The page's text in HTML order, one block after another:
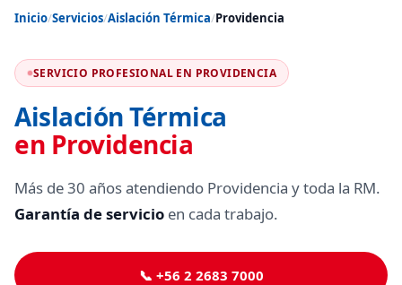
Inicio/Servicios/Aislación Térmica/Providencia
SERVICIO PROFESIONAL EN PROVIDENCIA
Aislación Térmica
en Providencia
Más de 30 años atendiendo Providencia y toda la RM.
Garantía de servicio en cada trabajo.
📞 +56 2 2683 7000